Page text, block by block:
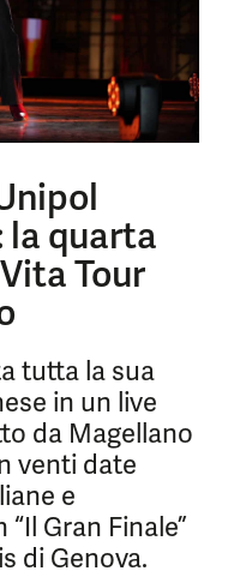
la quarta
Tour
tutta la sua
in un live
da Magellano
venti date
e
Gran Finale”
di Genova.